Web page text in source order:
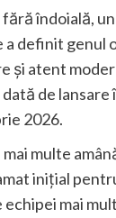
îndoială,
definit genul
și atent
de
2026.
multe
inițial
echipei mai